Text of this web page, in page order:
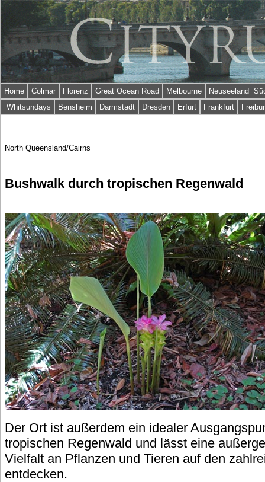
Home Colmar Florenz Great Ocean Road Melbourne
Neuseeland
Whitsundays
Bensheim Darmstadt Dresden Erfurt Frankfurt
North Queensland/Cairns
Bushwalk durch tropischen Regenwald
Der Ort ist außerdem ein idealer
tropischen Regenwald und lässt eine
Vielfalt an Pflanzen und Tieren auf den
entdecken.